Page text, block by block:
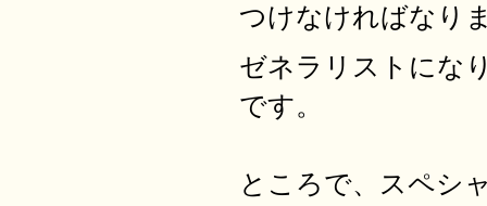
つけなければなり
ゼネラリストにな
です。
ところで、スペシ